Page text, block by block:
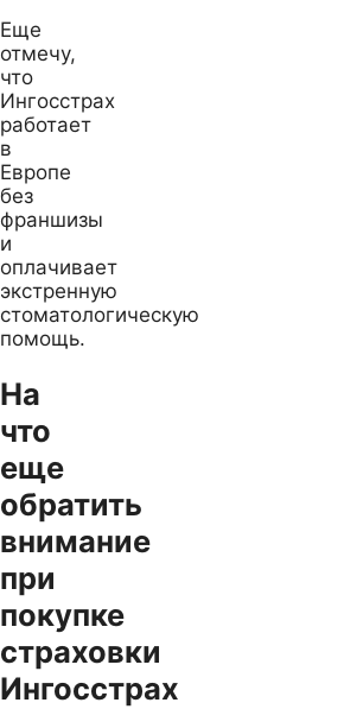
Еще
отмечу,
что
Ингосстрах
работает
в
Европе
без
франшизы
и
оплачивает
экстренную
стоматологическую
помощь.
На
что
еще
обратить
внимание
при
покупке
страховки
Ингосстрах